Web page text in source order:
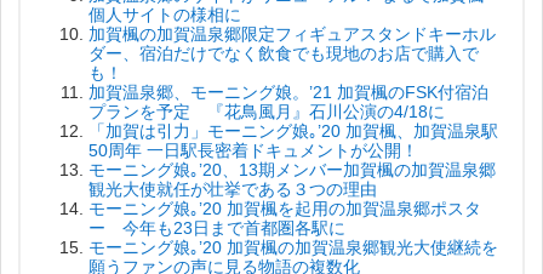
個人サイトの様相に
加賀楓の加賀温泉郷限定フィギュアスタンドキーホル
ダー、宿泊だけでなく飲食でも現地のお店で購入で
も！
加賀温泉郷、モーニング娘。’21 加賀楓のFSK付宿泊
プランを予定 『花鳥風月』石川公演の4/18に
「加賀は引力」モーニング娘｡’20 加賀楓、加賀温泉駅
50周年 一日駅長密着ドキュメントが公開！
モーニング娘｡’20、13期メンバー加賀楓の加賀温泉郷
観光大使就任が壮挙である３つの理由
モーニング娘｡’20 加賀楓を起用の加賀温泉郷ポスタ
ー 今年も23日まで首都圏各駅に
モーニング娘｡’20 加賀楓の加賀温泉郷観光大使継続を
願うファンの声に見る物語の複数化